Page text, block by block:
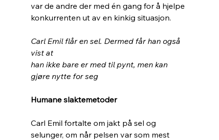
var de andre der med én gang for å hjelpe
konkurrenten ut av en kinkig situasjon.
Carl Emil flår en sel. Dermed får han også
vist at
han ikke bare er med til pynt, men kan
gjøre nytte for seg
Humane slaktemetoder
Carl Emil fortalte om jakt på sel og
selunger, om når pelsen var som mest